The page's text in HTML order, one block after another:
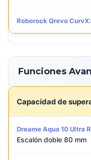
Roborock Qrevo CurvX:
Funciones
Capacidad de
Dreame Aqua 10 Ultra
Escalón doble 80 mm